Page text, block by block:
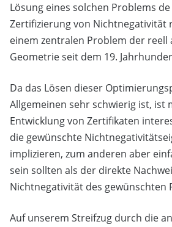
Lösung eines solchen Problems
Zertifizierung von Nichtnegativität
einem zentralen Problem der reell
Geometrie seit dem 19.
Da das Lösen dieser
Allgemeinen sehr schwierig ist, ist
Entwicklung von Zertifikaten
die gewünschte
implizieren, zum anderen aber
sein sollten als der direkte
Nichtnegativität des gewünschten
Auf unserem Streifzug durch die